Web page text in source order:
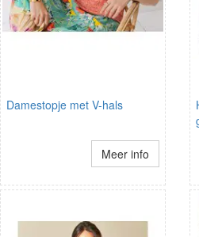
Damestopje met V-hals
Meer info